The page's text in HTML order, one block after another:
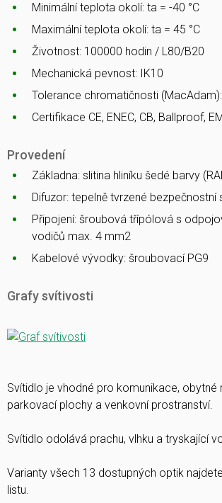
Minimální teplota okolí: ta = -40 °C
Maximální teplota okolí: ta = 45 °C
Životnost: 100000 hodin / L80/B20
Mechanická pevnost: IK10
Tolerance chromatičnosti
Certifikace CE, ENEC, CB, Ballproof,
Provedení
Základna: slitina hliníku šedé barvy
Difuzor: tepelně tvrzené bezpečnostní
Připojení: šroubová třípólová s
vodičů max. 4 mm2
Kabelové vývodky: šroubovací PG9
Grafy svítivosti
Svítidlo je vhodné pro komunikace, obytné
parkovací plochy a venkovní prostranství.
Svítidlo odolává prachu, vlhku a tryskající
Varianty všech 13 dostupných optik
listu.